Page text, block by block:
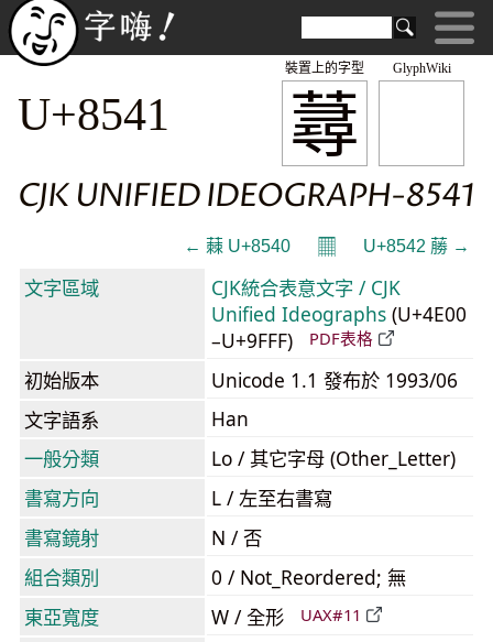
GlyphWiki
蕁
裝置上的字型
U+8541
CJK UNIFIED IDEOGRAPH-8541
← 蕀 U+8540 𝄜 U+8542 蕂 →
文字區域
CJK統合表意文字 / CJK
Unified Ideographs (U+4E00
–U+9FFF)
PDF表格
初始版本
Unicode 1.1 發布於 1993/06
文字語系
Han
一般分類
Lo / 其它字母 (Other_Letter)
書寫方向
L / 左至右書寫
書寫鏡射
N / 否
組合類別
0 / Not_Reordered; 無
東亞寬度
W / 全形 UAX#11